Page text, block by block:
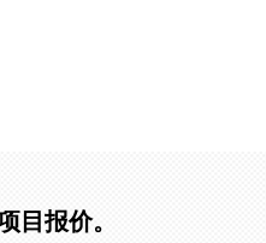
目报价。